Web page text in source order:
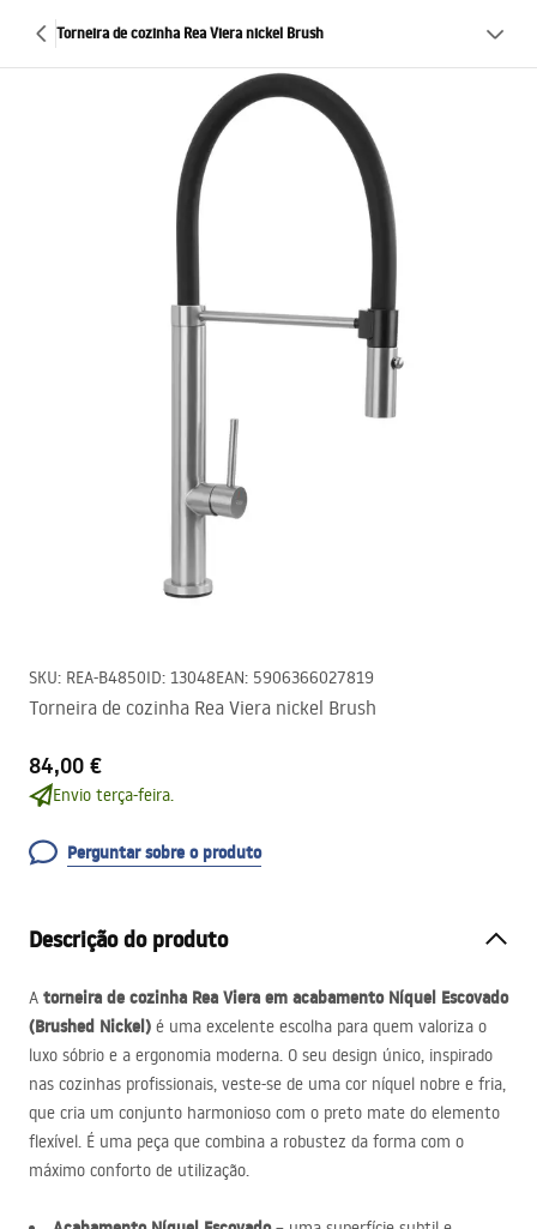
Torneira de cozinha Rea Viera nickel Brush
SKU: REA-B4850ID: 13048EAN: 5906366027819
Torneira de cozinha Rea Viera nickel Brush
84,00 €
Envio terça-feira.
Perguntar sobre o produto
Descrição do produto
A torneira de cozinha Rea Viera em acabamento Níquel Escovado
(Brushed Nickel) é uma excelente escolha para quem valoriza o
luxo sóbrio e a ergonomia moderna. O seu design único, inspirado
nas cozinhas profissionais, veste-se de uma cor níquel nobre e fria,
que cria um conjunto harmonioso com o preto mate do elemento
flexível. É uma peça que combina a robustez da forma com o
máximo conforto de utilização.